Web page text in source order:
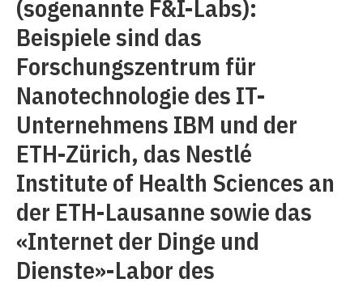
(sogenannte F&I-Labs):
Beispiele sind das
Forschungszentrum für
Nanotechnologie des IT-
Unternehmens IBM und der
ETH-Zürich, das Nestlé
Institute of Health Sciences an
der ETH-Lausanne sowie das
«Internet der Dinge und
Dienste»-Labor des